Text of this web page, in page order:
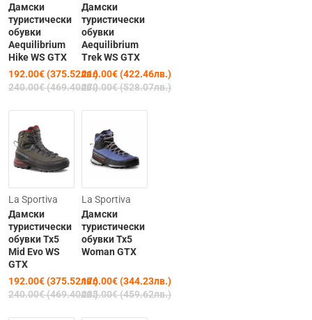
Дамски
туристически
обувки
Aequilibrium
Hike WS GTX
192.00€ (375.52лв.)
240.00€ (469.40лв.)
Дамски
туристически
обувки
Aequilibrium
Trek WS GTX
216.00€ (422.46лв.)
270.00€ (528.07лв.)
-20%
La Sportiva
Дамски
туристически
обувки Tx5
Mid Evo WS
GTX
192.00€ (375.52лв.)
240.00€ (469.40лв.)
-25%
La Sportiva
Дамски
туристически
обувки Tx5
Woman GTX
176.00€ (344.23лв.)
235.00€ (459.62лв.)